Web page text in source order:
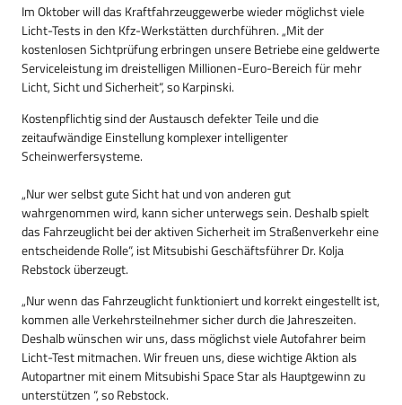
Im Oktober will das Kraftfahrzeuggewerbe wieder möglichst viele
Licht-Tests in den Kfz-Werkstätten durchführen. „Mit der
kostenlosen Sichtprüfung erbringen unsere Betriebe eine geldwerte
Serviceleistung im dreistelligen Millionen-Euro-Bereich für mehr
Licht, Sicht und Sicherheit“, so Karpinski.
Kostenpflichtig sind der Austausch defekter Teile und die
zeitaufwändige Einstellung komplexer intelligenter
Scheinwerfersysteme.
„Nur wer selbst gute Sicht hat und von anderen gut
wahrgenommen wird, kann sicher unterwegs sein. Deshalb spielt
das Fahrzeuglicht bei der aktiven Sicherheit im Straßenverkehr eine
entscheidende Rolle“, ist Mitsubishi Geschäftsführer Dr. Kolja
Rebstock überzeugt.
„Nur wenn das Fahrzeuglicht funktioniert und korrekt eingestellt ist,
kommen alle Verkehrsteilnehmer sicher durch die Jahreszeiten.
Deshalb wünschen wir uns, dass möglichst viele Autofahrer beim
Licht-Test mitmachen. Wir freuen uns, diese wichtige Aktion als
Autopartner mit einem Mitsubishi Space Star als Hauptgewinn zu
unterstützen “, so Rebstock.